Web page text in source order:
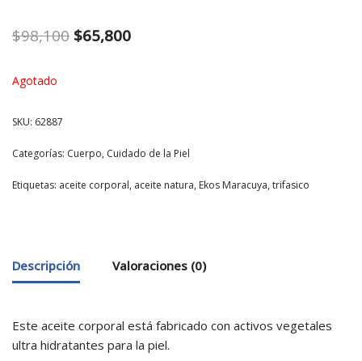
$98,100 $65,800
Agotado
SKU: 62887
Categorías: Cuerpo, Cuidado de la Piel
Etiquetas: aceite corporal, aceite natura, Ekos Maracuya,trifasico
Descripción Valoraciones (0)
Este aceite corporal está fabricado con activos vegetales
ultra hidratantes para la piel.